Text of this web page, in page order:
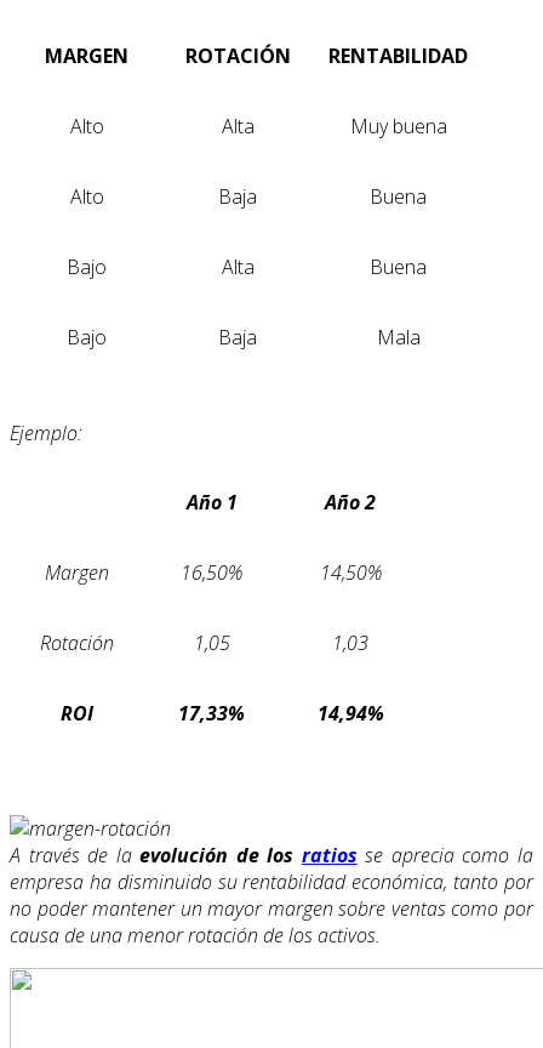
MARGEN ROTACIÓN RENTABILIDAD
Alto Alta Muy buena
Alto Baja Buena
Bajo Alta Buena
Bajo Baja Mala
Ejemplo:
Año 1 Año 2
Margen 16,50% 14,50%
Rotación 1,05 1,03
ROI 17,33% 14,94%
A través de laevolución de los ratios se aprecia como la
empresa ha disminuido su rentabilidad económica, tanto por
no poder mantener un mayor margen sobre ventas como por
causa de una menor rotación de los activos.